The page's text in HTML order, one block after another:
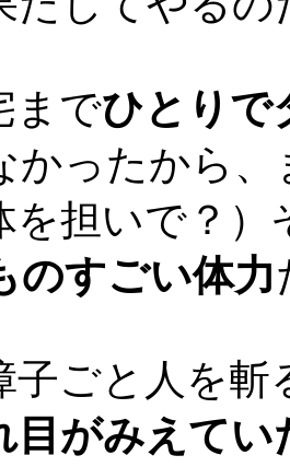
までひとりで
かったから
を担いで？
のすごい体力
子ごと人を
目がみえてい